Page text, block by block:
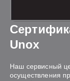
Unox
Наш сервисный
осуществления